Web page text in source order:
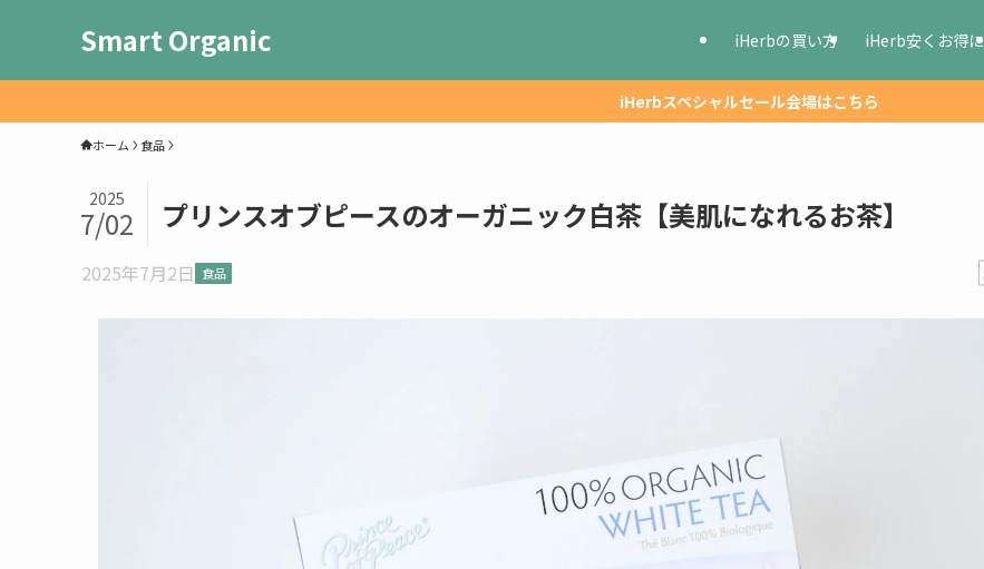
Smart Organic iHerbの買い方 iHerb安くお得に
iHerbスペシャルセール会場はこちら
ホーム 食品
プリンスオブピースのオーガニック白茶【美肌になれるお茶】
2025
7/02
食品
2025年7月2日